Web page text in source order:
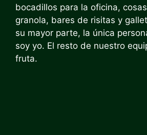
bocadillos para la oficina,
granola, bares de risitas y
su mayor parte, la única
soy yo. El resto de nuestro
fruta.